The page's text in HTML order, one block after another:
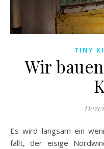
TINY
Wir
Es wird langsam ein wenig ungemütlich draußen, Schnee
fällt, der eisige